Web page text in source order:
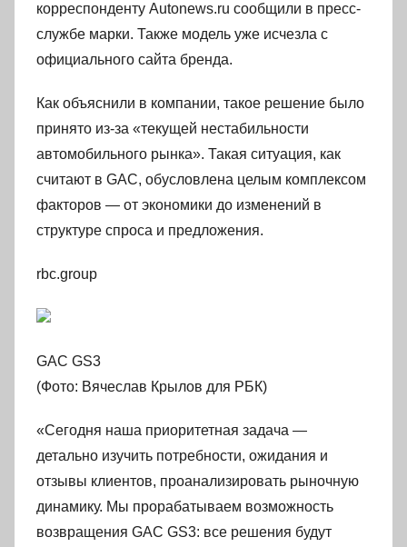
корреспонденту Autonews.ru сообщили в пресс-
службе марки. Также модель уже исчезла с
официального сайта бренда.
Как объяснили в компании, такое решение было
принято из-за «текущей нестабильности
автомобильного рынка». Такая ситуация, как
считают в GAC, обусловлена целым комплексом
факторов — от экономики до изменений в
структуре спроса и предложения.
rbc.group
GAC GS3
(Фото: Вячеслав Крылов для РБК)
«Сегодня наша приоритетная задача —
детально изучить потребности, ожидания и
отзывы клиентов, проанализировать рыночную
динамику. Мы прорабатываем возможность
возвращения GAC GS3: все решения будут